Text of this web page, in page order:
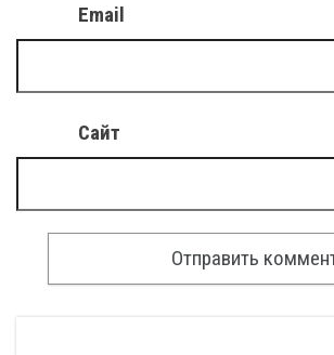
Email
Сайт